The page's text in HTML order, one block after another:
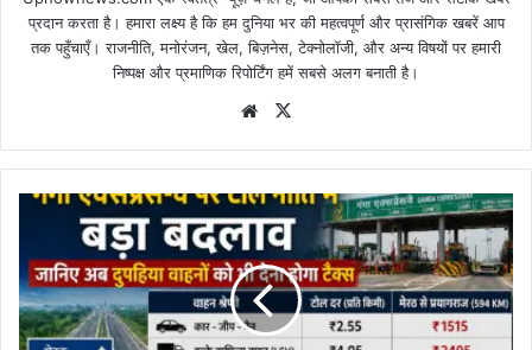
प्रदान करता है। हमारा लक्ष्य है कि हम दुनिया भर की महत्वपूर्ण और प्रासंगिक खबरें आप
तक पहुँचाएँ। राजनीति, मनोरंजन, खेल, बिज़नेस, टेक्नोलॉजी, और अन्य विषयों पर हमारी
निष्पक्ष और प्रमाणिक रिपोर्टिंग हमें सबसे अलग बनाती है।
Website